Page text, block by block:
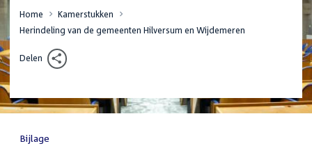
Home
Kamerstukken
Herindeling van de gemeenten Hilversum en Wijdemeren
Delen
Bijlage